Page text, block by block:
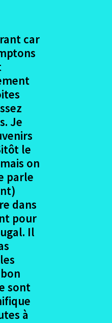
car
Je
le
on
parle
dans
pour
Il
sont
à